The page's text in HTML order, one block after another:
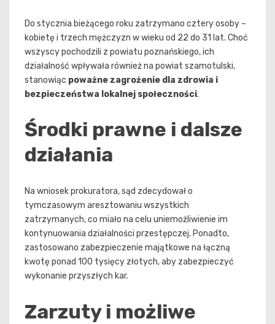
Do stycznia bieżącego roku zatrzymano cztery osoby –
kobietę i trzech mężczyzn w wieku od 22 do 31 lat. Choć
wszyscy pochodzili z powiatu poznańskiego, ich
działalność wpływała również na powiat szamotulski,
stanowiąc poważne zagrożenie dla zdrowia i
bezpieczeństwa lokalnej społeczności.
Środki prawne i dalsze
działania
Na wniosek prokuratora, sąd zdecydował o
tymczasowym aresztowaniu wszystkich
zatrzymanych, co miało na celu uniemożliwienie im
kontynuowania działalności przestępczej. Ponadto,
zastosowano zabezpieczenie majątkowe na łączną
kwotę ponad 100 tysięcy złotych, aby zabezpieczyć
wykonanie przyszłych kar.
Zarzuty i możliwe